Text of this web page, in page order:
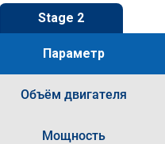
Stage 2
Параметр
Объём двигателя
Мощность